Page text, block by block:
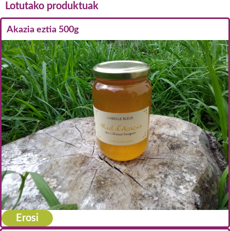
Lotutako produktuak
Akazia eztia 500g
Erosi